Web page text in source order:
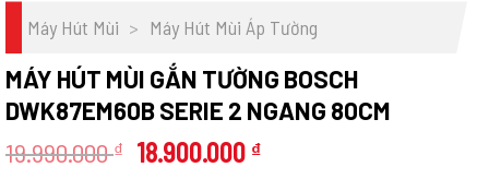
Máy Hút Mùi > Máy Hút Mùi Áp Tường
MÁY HÚT MÙI GẮN TƯỜNG BOSCH
DWK87EM60B SERIE 2 NGANG 80CM
19.990.000₫
Giá
18.900.000 ₫Giá